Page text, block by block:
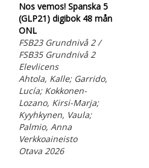
Nos vemos! Spanska 5
(GLP21) digibok 48 mån
ONL
FSB23 Grundnivå 2 /
FSB35 Grundnivå 2
Elevlicens
Ahtola, Kalle; Garrido,
Lucía; Kokkonen-
Lozano, Kirsi-Marja;
Kyyhkynen, Vaula;
Palmio, Anna
Verkkoaineisto
Otava 2026